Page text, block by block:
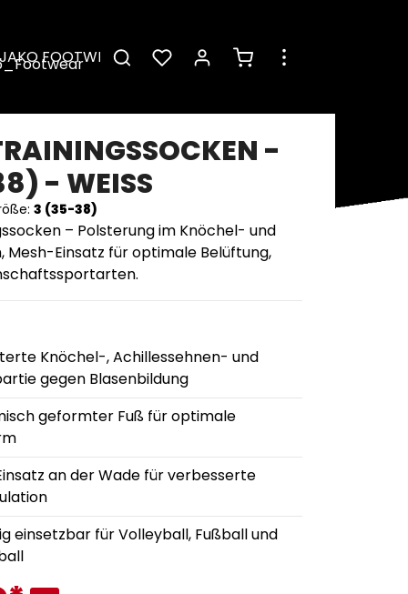
FOOTWEAR Warenkorb enthält 0
-
- WEISS
3 (35-38)
– Polsterung im Knöchel- und
Mesh-Einsatz für optimale Belüftung,
Knöchel-, Achillessehnen- und
gegen Blasenbildung
geformter Fuß für optimale
an der Wade für verbesserte
einsetzbar für Volleyball, Fußball und